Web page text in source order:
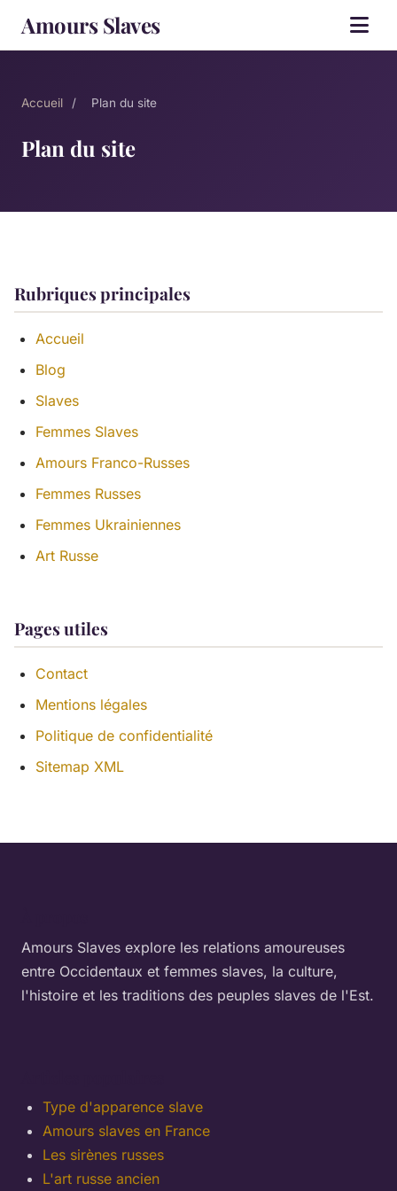
Amours Slaves
Accueil / Plan du site
Plan du site
Rubriques principales
Accueil
Blog
Slaves
Femmes Slaves
Amours Franco-Russes
Femmes Russes
Femmes Ukrainiennes
Art Russe
Pages utiles
Contact
Mentions légales
Politique de confidentialité
Sitemap XML
Amours Slaves explore les relations amoureuses
entre Occidentaux et femmes slaves, la culture,
l'histoire et les traditions des peuples slaves de l'Est.
Type d'apparence slave
Amours slaves en France
Les sirènes russes
L'art russe ancien